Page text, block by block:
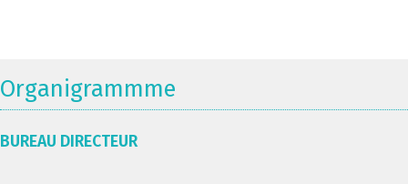
Organigrammme
BUREAU DIRECTEUR